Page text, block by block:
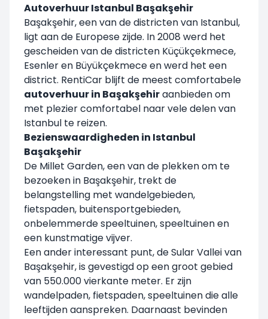
Autoverhuur Istanbul Başakşehir
Başakşehir, een van de districten van Istanbul,
ligt aan de Europese zijde. In 2008 werd het
gescheiden van de districten Küçükçekmece,
Esenler en Büyükçekmece en werd het een
district. RentiCar blijft de meest comfortabele
autoverhuur in Başakşehiraanbieden om
met plezier comfortabel naar vele delen van
Istanbul te reizen.
Bezienswaardigheden in Istanbul
Başakşehir
De Millet Garden, een van de plekken om te
bezoeken in Başakşehir, trekt de
belangstelling met wandelgebieden,
fietspaden, buitensportgebieden,
onbelemmerde speeltuinen, speeltuinen en
een kunstmatige vijver.
Een ander interessant punt, de Sular Vallei van
Başakşehir, is gevestigd op een groot gebied
van 550.000 vierkante meter. Er zijn
wandelpaden, fietspaden, speeltuinen die alle
leeftijden aanspreken. Daarnaast bevinden